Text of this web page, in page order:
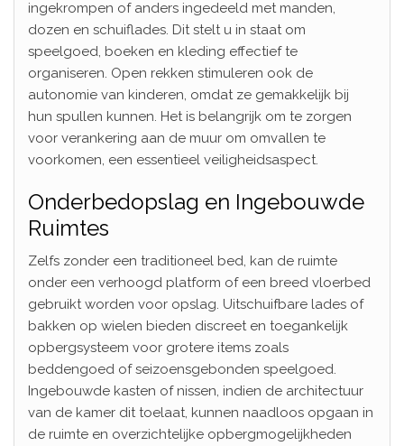
ingekrompen of anders ingedeeld met manden,
dozen en schuiflades. Dit stelt u in staat om
speelgoed, boeken en kleding effectief te
organiseren. Open rekken stimuleren ook de
autonomie van kinderen, omdat ze gemakkelijk bij
hun spullen kunnen. Het is belangrijk om te zorgen
voor verankering aan de muur om omvallen te
voorkomen, een essentieel veiligheidsaspect.
Onderbedopslag en Ingebouwde
Ruimtes
Zelfs zonder een traditioneel bed, kan de ruimte
onder een verhoogd platform of een breed vloerbed
gebruikt worden voor opslag. Uitschuifbare lades of
bakken op wielen bieden discreet en toegankelijk
opbergsysteem voor grotere items zoals
beddengoed of seizoensgebonden speelgoed.
Ingebouwde kasten of nissen, indien de architectuur
van de kamer dit toelaat, kunnen naadloos opgaan in
de ruimte en overzichtelijke opbergmogelijkheden